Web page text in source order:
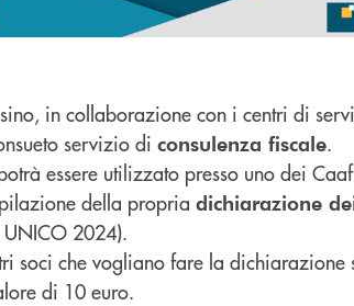
in collaborazione con i centri di
servizio di consulenza fiscale.
essere utilizzato presso uno dei
della propria dichiarazione
2024).
soci che vogliano fare la dichiarazione
di 10 euro.